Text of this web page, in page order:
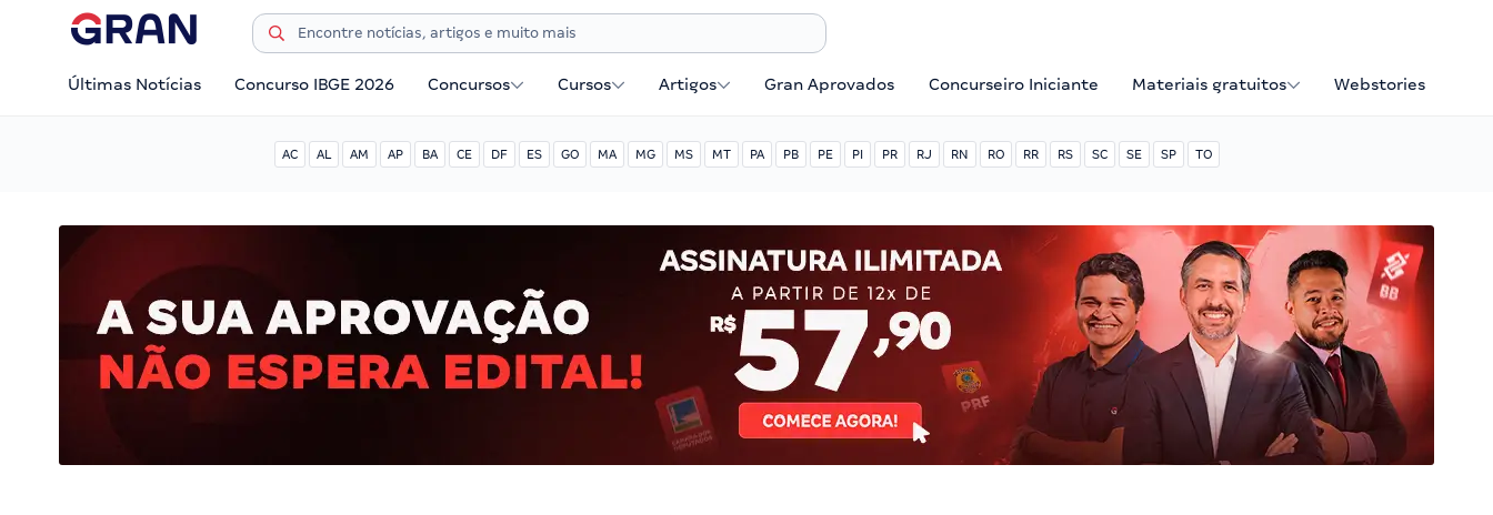
Últimas Notícias Concurso IBGE 2026 Concursos Cursos Artigos Gran Aprovados Concurseiro Iniciante Materiais gratuitos Webstories
AC AL AM AP BA CE DF ES GO MA MG MS MT PA PB PE PI PR RJ RN RO RR RS SC SE SP TO